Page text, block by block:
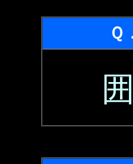
Ｑ